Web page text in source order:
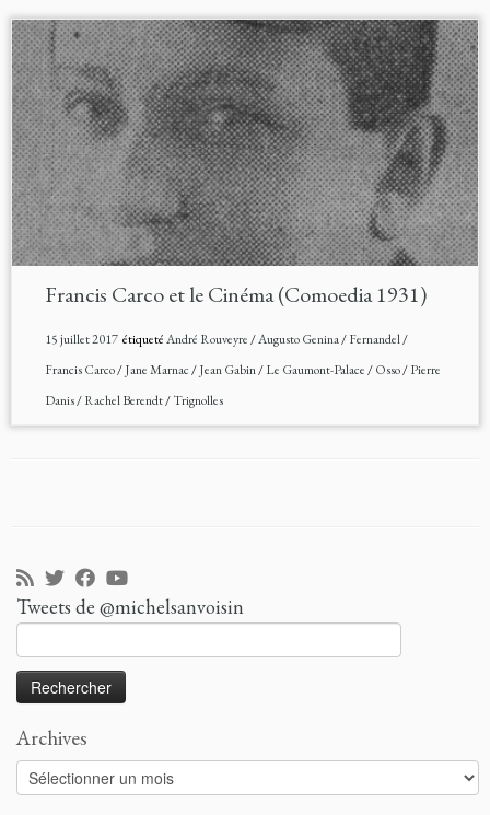
Francis Carco et le Cinéma (Comoedia 1931)
15 juillet 2017étiquetéAndré Rouveyre/Augusto Genina/Fernandel/
Francis Carco/Jane Marnac/Jean Gabin/Le Gaumont-Palace/Osso/Pierre
Danis/Rachel Berendt/Trignolles
Tweets de @michelsanvoisin
Archives
Archives